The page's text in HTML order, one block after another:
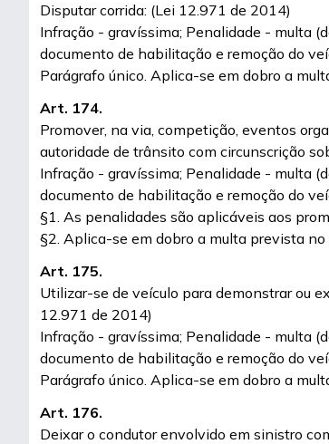
Disputar corrida: (Lei 12.971 de 2014)
Infração - gravíssima; Penalidade - multa
documento de habilitação e remoção do
Parágrafo único. Aplica-se em dobro a
Art. 174.
Promover, na via, competição, eventos
autoridade de trânsito com circunscrição
Infração - gravíssima; Penalidade - multa
documento de habilitação e remoção do
§1. As penalidades são aplicáveis aos
§2. Aplica-se em dobro a multa prevista
Art. 175.
Utilizar-se de veículo para demonstrar ou
12.971 de 2014)
Infração - gravíssima; Penalidade - multa
documento de habilitação e remoção do
Parágrafo único. Aplica-se em dobro a
Art. 176.
Deixar o condutor envolvido em sinistro